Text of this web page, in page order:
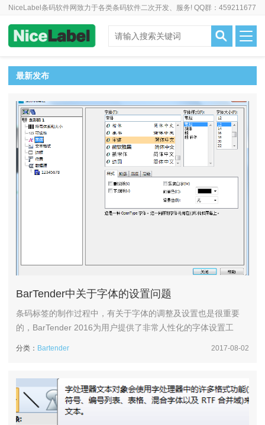
NiceLabel条码软件网致力于各类条码软件二次开发、服务! QQ群：459211677
最新发布
BarTender中关于字体的设置问题
条码标签的制作过程中，有关于字体的调整及设置也是很重要
的，BarTender 2016为用户提供了非常人性化的字体设置工
条形码属性对话框，点击“字体”属性项，然后进行相关的字体...
分类： Bartender 2017-08-02